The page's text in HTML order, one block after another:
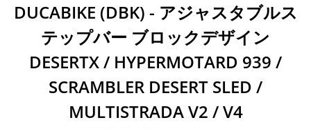
DUCABIKE (DBK) - アジャスタブルス
テップバー ブロックデザイン
DESERTX / HYPERMOTARD 939 /
SCRAMBLER DESERT SLED /
MULTISTRADA V2 / V4